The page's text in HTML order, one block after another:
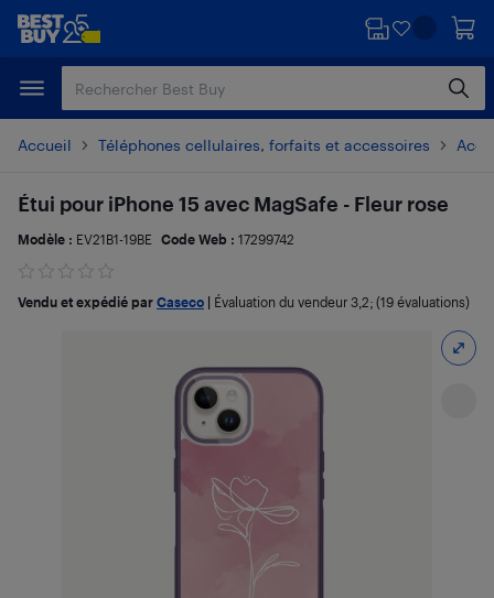
Passer
principal
Passer
Accueil Téléphones cellulaires, forfaits et accessoires
Étui pour iPhone 15 avec MagSafe - Fleur rose
Modèle : EV21B1-19BE Code Web : 17299742
Vendu et expédié par Caseco Évaluation du vendeur 3,2; (19 évaluations)